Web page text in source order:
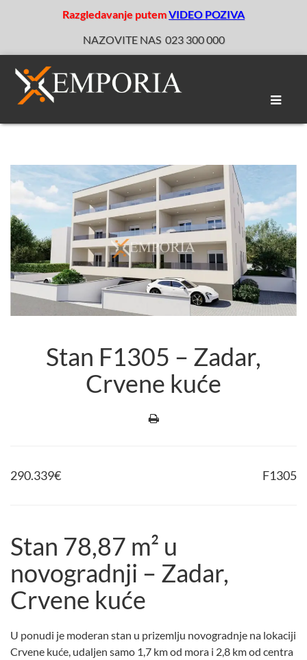
Razgledavanje putemVIDEO POZIVA
NAZOVITE NAS 023 300 000
Toggle
Stan F1305 – Zadar,
Crvene kuće
290.339€ F1305
Stan 78,87 m² u
novogradnji – Zadar,
Crvene kuće
U ponudi je moderan stan u prizemlju novogradnje na lokaciji
Crvene kuće, udaljen samo 1,7 km od mora i 2,8 km od centra